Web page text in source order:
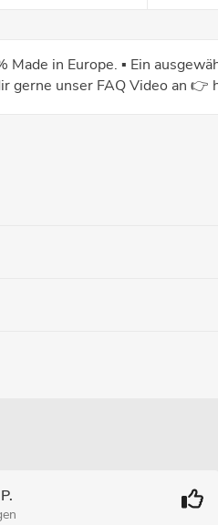
Made in Europe. ▪️ Ein
gerne unser FAQ Video an